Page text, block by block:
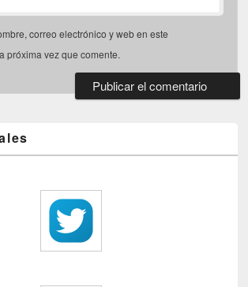
correo electrónico y web en este
próxima vez que comente.